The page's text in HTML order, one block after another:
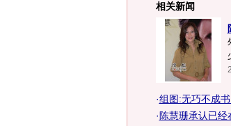
相关新闻
·组图:无巧不成
· 陈慧珊承认已